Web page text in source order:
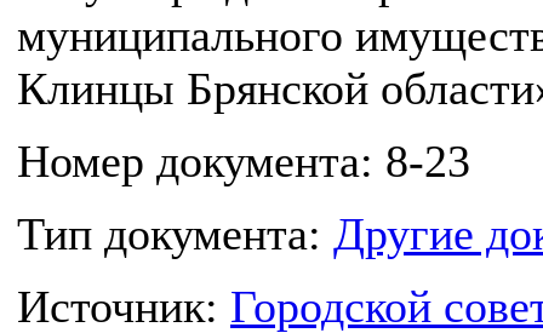
муниципального
Клинцы Брянской
Номер документа: 8-23
Тип документа: Другие
Источник: Городской